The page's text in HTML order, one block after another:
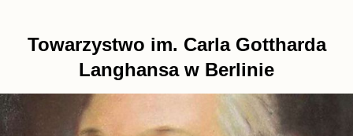
Towarzystwo im. Carla Gottharda
Langhansa w Berlinie